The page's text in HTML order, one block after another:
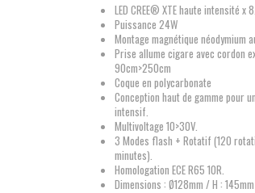
LED CREE® XTE haute intensité x
Puissance 24W
Montage magnétique néodymium
Prise allume cigare avec cordon
90cm>250cm
Coque en polycarbonate
Conception haut de gamme pour
intensif.
Multivoltage 10>30V.
3 Modes flash + Rotatif (120
minutes).
Homologation ECE R65 10R.
Dimensions : Ø128mm / H :